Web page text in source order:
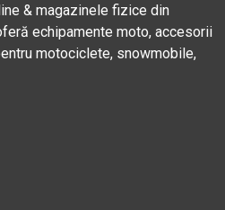
& magazinele fizice din
echipamente moto, accesorii
motociclete, snowmobile,